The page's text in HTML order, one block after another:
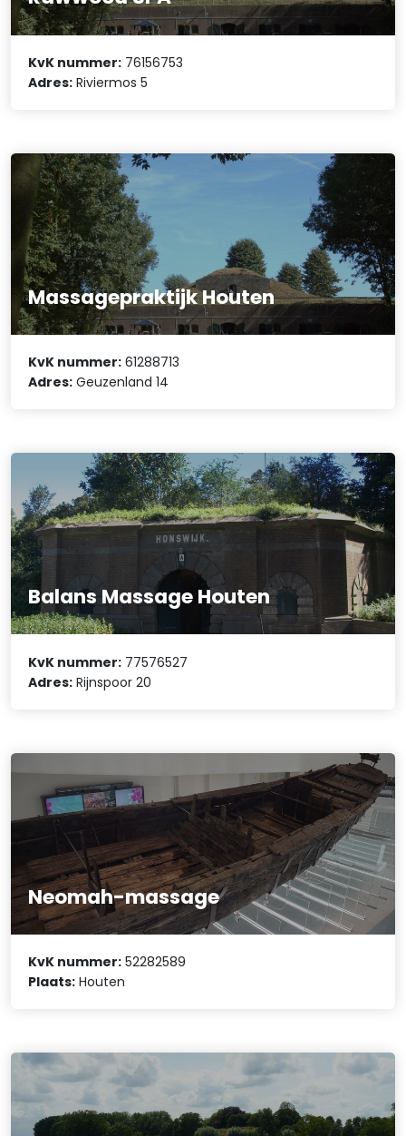
KvK nummer: 76156753
Adres: Riviermos 5
Massagepraktijk Houten
KvK nummer: 61288713
Adres: Geuzenland 14
Balans Massage Houten
KvK nummer: 77576527
Adres: Rijnspoor 20
Neomah-massage
KvK nummer: 52282589
Plaats: Houten